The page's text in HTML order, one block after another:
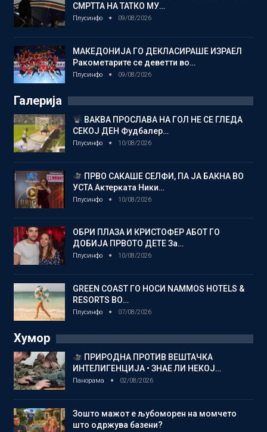
СМРТТА НА ТАТКО МУ…
Плусинфо 09/08/2026
МАКЕДОНИЈА ГО ДЕКЛАСИРАШЕ ИЗРАЕЛ
Ракометарите се деветти во…
Плусинфо 09/08/2026
Галерија
ВАКВА ПРОСЛАВА НА ГОЛ НЕ СЕ ГЛЕДА
СЕКОЈ ДЕН Фудбалер…
Плусинфо 10/08/2026
ПРВО САКАШЕ СЕЛФИ, ПА ЈА БАКНА ВО
УСТА Актерката Ники…
Плусинфо 10/08/2026
ОБРИ ПЛАЗА И КРИСТОФЕР АБОТ ГО
ДОБИЈА ПРВОТО ДЕТЕ За…
Плусинфо 10/08/2026
GREEN COAST ГО НОСИ NAMMOS HOTELS &
RESORTS ВО…
Плусинфо 07/08/2026
Хумор
ПРИРОДНА ПРОТИВ ВЕШТАЧКА
ИНТЕЛИГЕНЦИЈА • ЗНАЕ ЛИ НЕКОЈ…
Панорама 02/08/2026
Зошто мажот е љубоморен на момчето
што одржува базени?